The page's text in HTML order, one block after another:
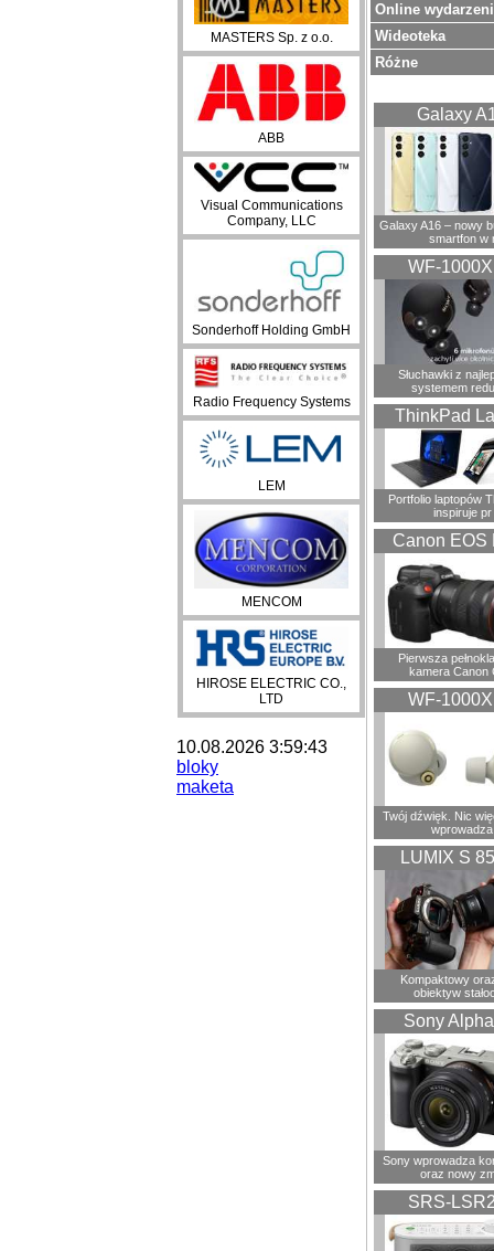
MASTERS Sp. z o.o.
ABB
Visual Communications
Company, LLC
Sonderhoff Holding GmbH
Radio Frequency Systems
LEM
MENCOM
HIROSE ELECTRIC CO.,
LTD
10.08.2026 3:59:43
bloky
maketa
Online
Wideoteka
Różne
Galaxy
Galaxy A16 – nowy
smartfon w
WF-
Słuchawki z
systemem
ThinkPad
Portfolio laptopów
inspiruje pr
Canon EOS
Pierwsza
kamera Canon
WF-
Twój dźwięk. Nic
wprowadza
LUMIX S
Kompaktowy
obiektyw
Sony
Sony wprowadza
oraz nowy
SRS-